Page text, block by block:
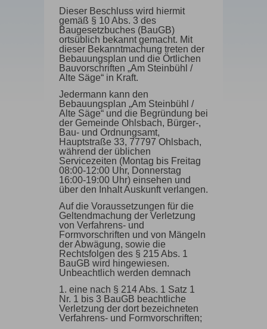
Dieser Beschluss wird hiermit
gemäß § 10 Abs. 3 des
Baugesetzbuches (BauGB)
ortsüblich bekannt gemacht. Mit
dieser Bekanntmachung treten der
Bebauungsplan und die Örtlichen
Bauvorschriften „Am Steinbühl /
Alte Säge“ in Kraft.
Jedermann kann den
Bebauungsplan „Am Steinbühl /
Alte Säge“ und die Begründung bei
der Gemeinde Ohlsbach, Bürger-,
Bau- und Ordnungsamt,
Hauptstraße 33, 77797 Ohlsbach,
während der üblichen
Servicezeiten (Montag bis Freitag
08:00-12:00 Uhr, Donnerstag
16:00-19:00 Uhr) einsehen und
über den Inhalt Auskunft verlangen.
Auf die Voraussetzungen für die
Geltendmachung der Verletzung
von Verfahrens- und
Formvorschriften und von Mängeln
der Abwägung, sowie die
Rechtsfolgen des § 215 Abs. 1
BauGB wird hingewiesen.
Unbeachtlich werden demnach
1. eine nach § 214 Abs. 1 Satz 1
Nr. 1 bis 3 BauGB beachtliche
Verletzung der dort bezeichneten
Verfahrens- und Formvorschriften;